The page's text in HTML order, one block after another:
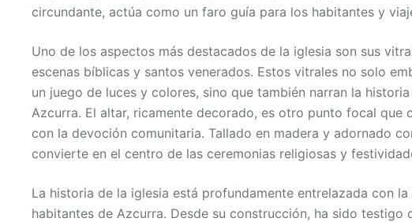
circundante, actúa como un faro guía para los habitantes y
Uno de los aspectos más destacados de la iglesia son sus
escenas bíblicas y santos venerados. Estos vitrales no solo
un juego de luces y colores, sino que también narran la
Azcurra. El altar, ricamente decorado, es otro punto focal que
con la devoción comunitaria. Tallado en madera y adornado
convierte en el centro de las ceremonias religiosas y
La historia de la iglesia está profundamente entrelazada con
habitantes de Azcurra. Desde su construcción, ha sido testigo